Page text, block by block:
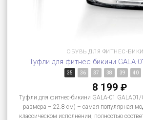
ОБУВЬ ДЛЯ ФИТНЕС-
Туфли для фитнес бикини GALA-
35 36 37 38 39 40
8 199 ₽
Туфли для фитнес-бикини GALA-01
размера – 22.8 см) – самая популярная
классическом исполнении, полностью